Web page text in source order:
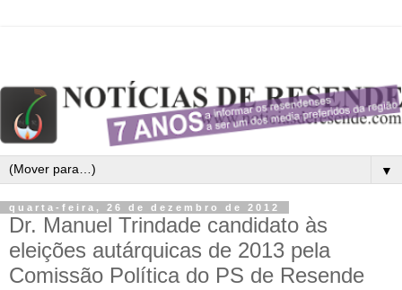
▼
quarta-feira, 26 de dezembro de 2012
Dr. Manuel Trindade candidato às
eleições autárquicas de 2013 pela
Comissão Política do PS de Resende